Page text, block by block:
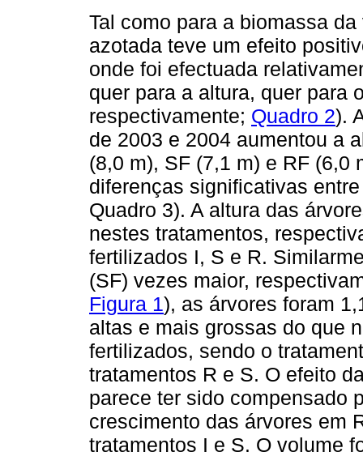
Tal como para a biomassa
azotada teve um efeito
onde foi efectuada
quer para a altura, quer para
respectivamente; Quadro 2).
de 2003 e 2004 aumentou a
(8,0 m), SF (7,1 m) e RF (6,0
diferenças significativas
Quadro 3). A altura das
nestes tratamentos,
fertilizados I, S e R.
(SF) vezes maior,
Figura 1), as árvores foram
altas e mais grossas do que
fertilizados, sendo o
tratamentos R e S. O efeito
parece ter sido compensado
crescimento das árvores em
tratamentos I e S. O volume